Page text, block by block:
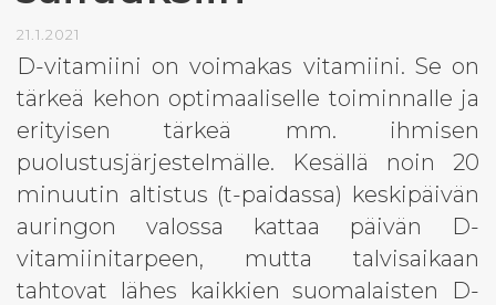
21.1.2021
D-vitamiini on voimakas vitamiini. Se on
tärkeä kehon optimaaliselle toiminnalle ja
erityisen tärkeä mm. ihmisen
puolustusjärjestelmälle. Kesällä noin 20
minuutin altistus (t-paidassa) keskipäivän
auringon valossa kattaa päivän D-
vitamiinitarpeen, mutta talvisaikaan
tahtovat lähes kaikkien suomalaisten D-